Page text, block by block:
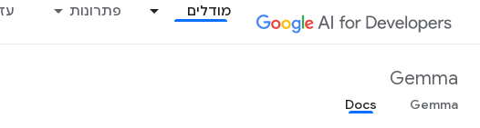
מודלים פתרונות
Gemma
Docs